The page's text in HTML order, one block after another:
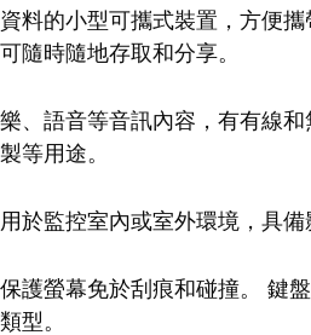
料的小型可攜式裝置，方便
隨時隨地存取和分享。
、語音等音訊內容，有有線
等用途。
於監控室內或室外環境，具
護螢幕免於刮痕和碰撞。 鍵
型。